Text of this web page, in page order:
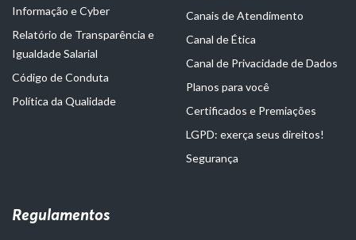
Informação e Cyber
Relatório de Transparência e
Igualdade Salarial
Código de Conduta
Política da Qualidade
Canais de Atendimento
Canal de Ética
Canal de Privacidade de Dados
Planos para você
Certificados e Premiações
LGPD: exerça seus direitos!
Segurança
Regulamentos